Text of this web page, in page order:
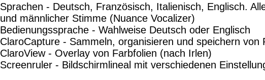
Sprachen - Deutsch, Französisch, Italienisch, Englisch.
und männlicher Stimme (Nuance Vocalizer)
Bedienungssprache - Wahlweise Deutsch oder Englisch
ClaroCapture - Sammeln, organisieren und speichern von
ClaroView - Overlay von Farbfolien (nach Irlen)
Screenruler - Bildschirmlineal mit verschiedenen